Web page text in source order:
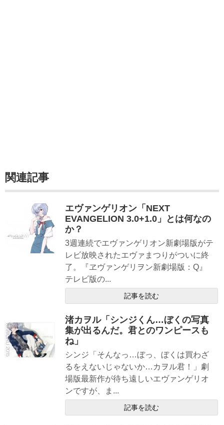
関連記事
エヴァンゲリオン「NEXT
EVANGELION 3.0+1.0」とは何なの
か？
3週連続でエヴァンゲリオン新劇場版がテ
レビ放映されたエヴァまつりがついに終
了。『ヱヴァンゲリヲン新劇場版：Q』
テレビ版の...
記事を読む
渚カヲル「シンジくん…ぼくの写真
集が出るんだ。君とのワンピースも
ね」
シンジ「そんなっ…ぼっ、ぼくは買わざ
るをえないじゃないか…カヲル君！」劇
場版最新作が待ち遠しいエヴァンゲリオ
ンですが、ま...
記事を読む